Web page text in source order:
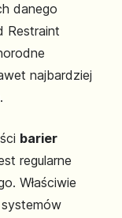
danego
Restraint
najbardziej
barier
regularne
Właściwie